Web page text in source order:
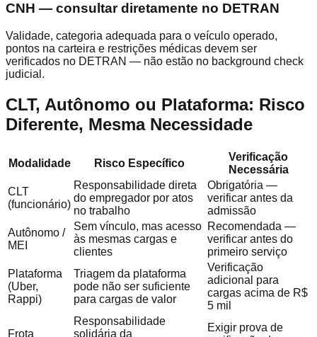
CNH — consultar diretamente no DETRAN
Validade, categoria adequada para o veículo operado,
pontos na carteira e restrições médicas devem ser
verificados no DETRAN — não estão no background check
judicial.
CLT, Autônomo ou Plataforma: Risco
Diferente, Mesma Necessidade
Modalidade Risco Específico
Verificação
Necessária
CLT
(funcionário)
Responsabilidade direta
do empregador por atos
no trabalho
Obrigatória —
verificar antes da
admissão
Autônomo /
MEI
Sem vínculo, mas acesso
às mesmas cargas e
clientes
Recomendada —
verificar antes do
primeiro serviço
Plataforma
(Uber,
Rappi)
Triagem da plataforma
pode não ser suficiente
para cargas de valor
Verificação
adicional para
cargas acima de R$
5 mil
Frota
Responsabilidade
solidária da
Exigir prova de